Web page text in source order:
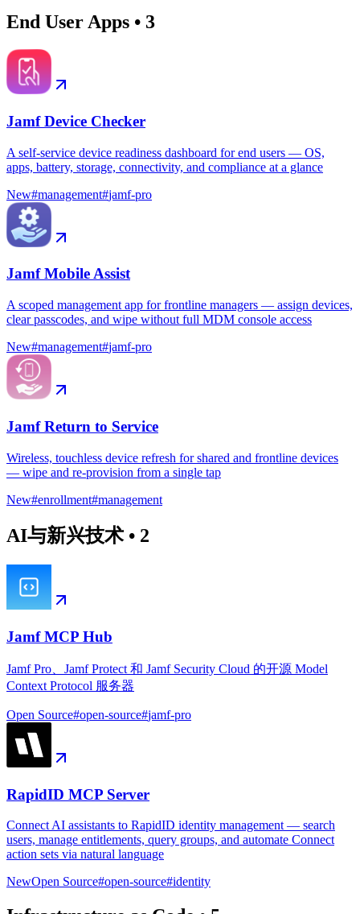
End User Apps • 3
Jamf Device Checker
A self-service device readiness dashboard for end users — OS,
apps, battery, storage, connectivity, and compliance at a glance
New#management#jamf-pro
Jamf Mobile Assist
A scoped management app for frontline managers — assign devices,
clear passcodes, and wipe without full MDM console access
New#management#jamf-pro
Jamf Return to Service
Wireless, touchless device refresh for shared and frontline devices
— wipe and re-provision from a single tap
New#enrollment#management
AI与新兴技术• 2
Jamf MCP Hub
Jamf Pro、Jamf Protect 和 Jamf Security Cloud 的开源 Model
Context Protocol 服务器
Open Source#open-source#jamf-pro
RapidID MCP Server
Connect AI assistants to RapidID identity management — search
users, manage entitlements, query groups, and automate Connect
action sets via natural language
NewOpen Source#open-source#identity